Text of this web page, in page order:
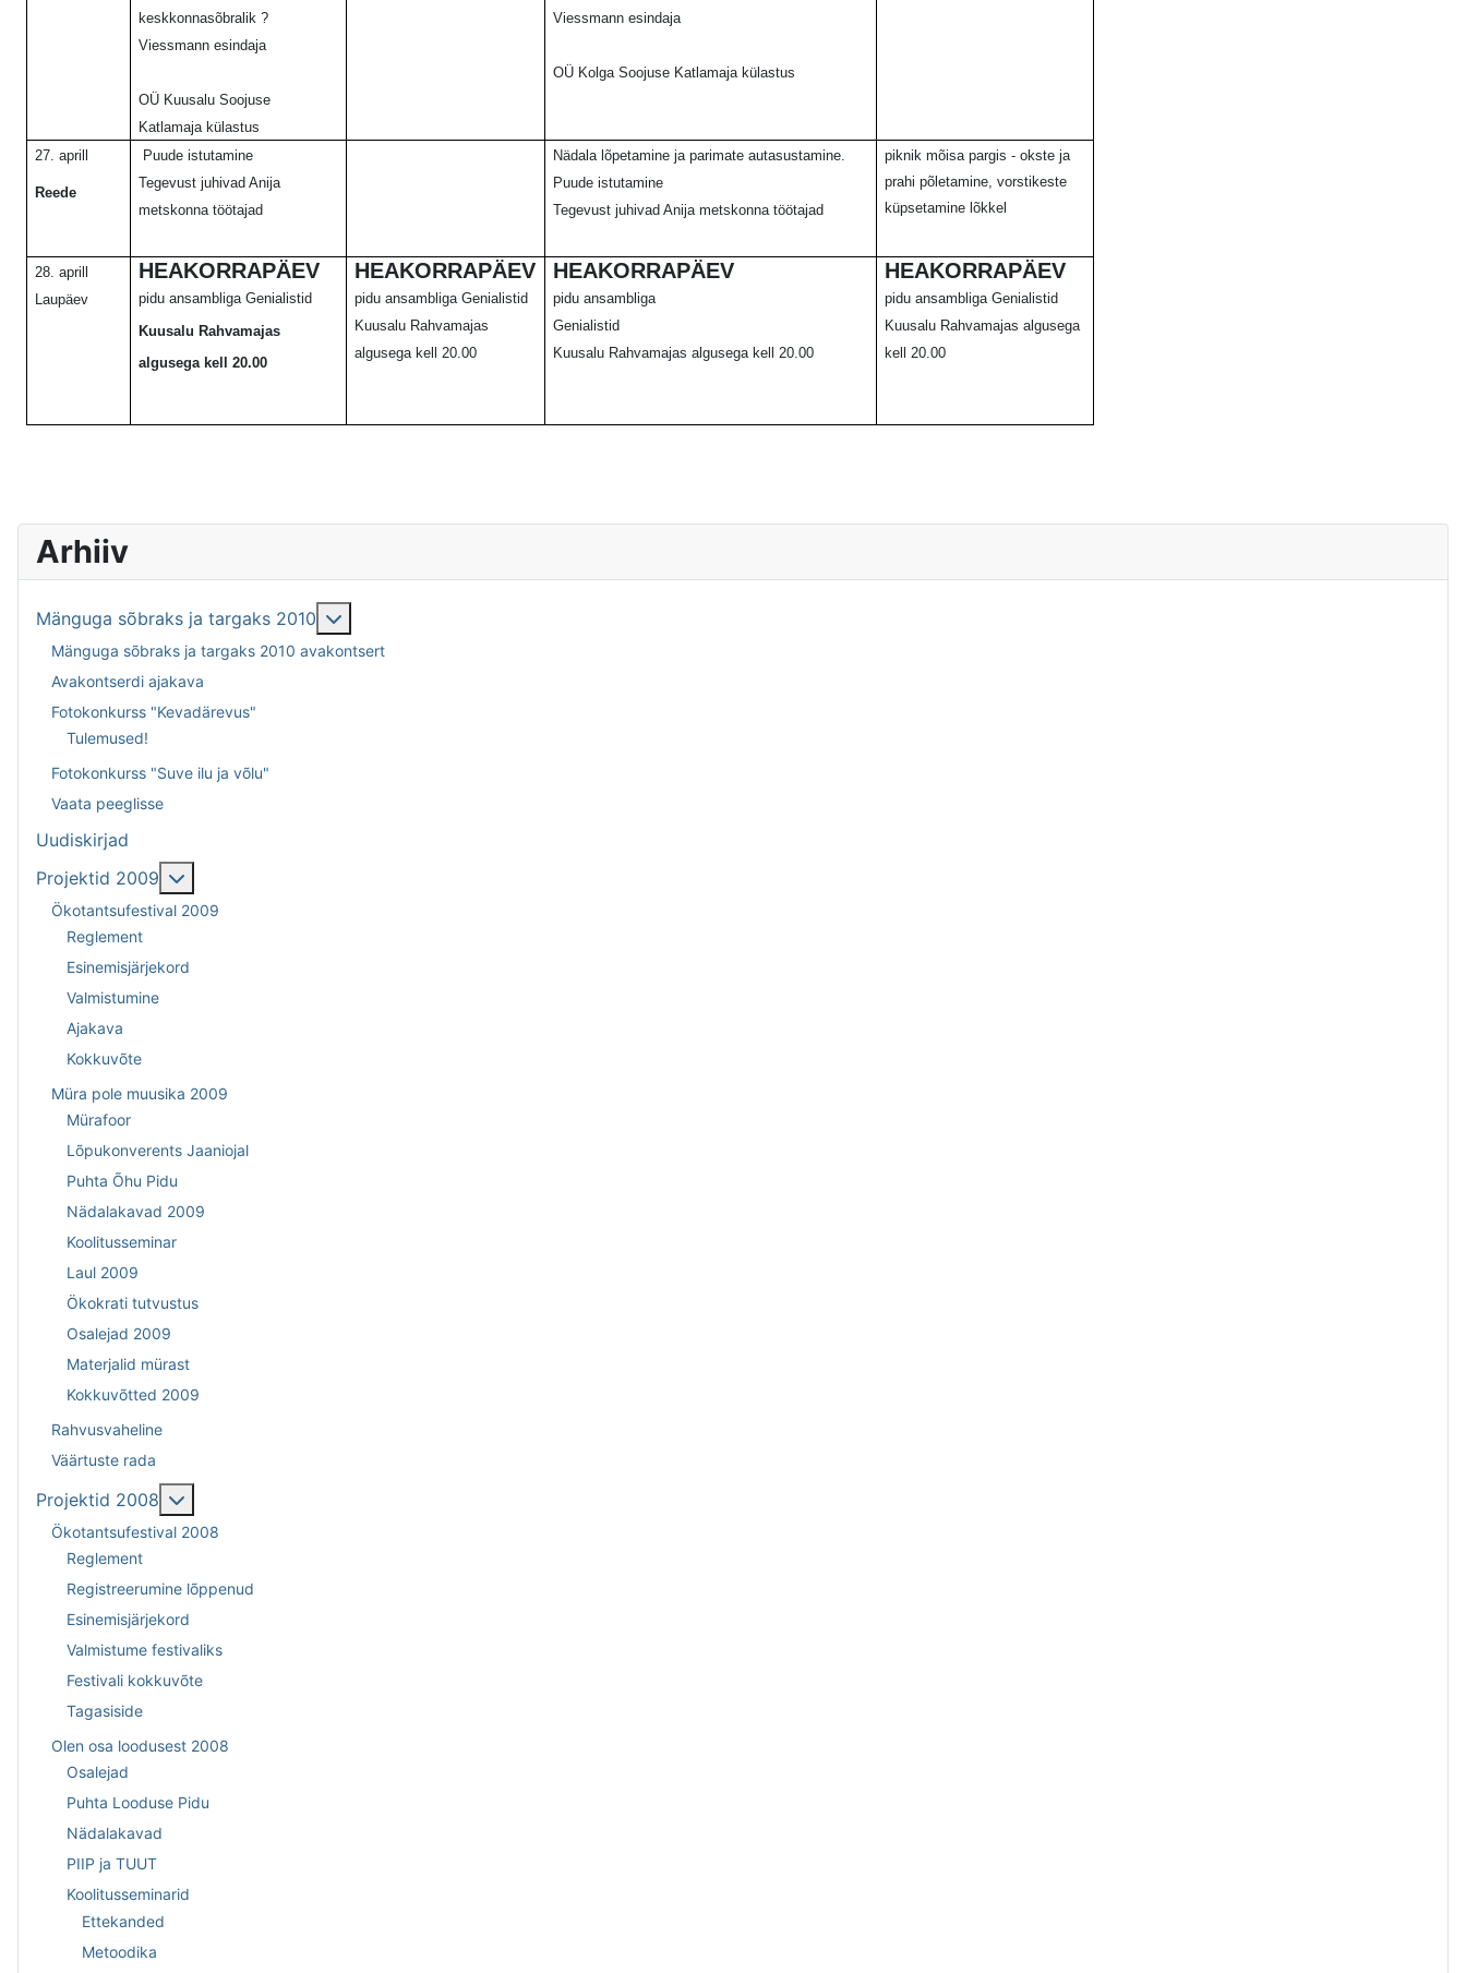
Arhiiv
Mänguga sõbraks ja targaks 2010
Mänguga sõbraks ja targaks 2010 avakontsert
Avakontserdi ajakava
Fotokonkurss "Kevadärevus"
Tulemused!
Fotokonkurss "Suve ilu ja võlu"
Vaata peeglisse
Uudiskirjad
Projektid 2009
Ökotantsufestival 2009
Reglement
Esinemisjärjekord
Valmistumine
Ajakava
Kokkuvõte
Müra pole muusika 2009
Mürafoor
Lõpukonverents Jaaniojal
Puhta Õhu Pidu
Nädalakavad 2009
Koolitusseminar
Laul 2009
Ökokrati tutvustus
Osalejad 2009
Materjalid mürast
Kokkuvõtted 2009
Rahvusvaheline
Väärtuste rada
Projektid 2008
Ökotantsufestival 2008
Reglement
Registreerumine lõppenud
Esinemisjärjekord
Valmistume festivaliks
Festivali kokkuvõte
Tagasiside
Olen osa loodusest 2008
Osalejad
Puhta Looduse Pidu
Nädalakavad
PIIP ja TUUT
Koolitusseminarid
Ettekanded
Metoodika
keskkonnasõbralik ?
Viessmann esindaja
OÜ Kuusalu Soojuse
Katlamaja külastus
Viessmann esindaja
OÜ Kolga Soojuse Katlamaja külastus
27. aprill
Reede
Puude istutamine
Tegevust juhivad Anija
metskonna töötajad
Nädala lõpetamine ja parimate autasustamine.
Puude istutamine
Tegevust juhivad Anija metskonna töötajad
piknik mõisa pargis - okste ja
prahi põletamine, vorstikeste
küpsetamine lõkkel
28. aprill
Laupäev
HEAKORRAPÄEV
pidu ansambliga Genialistid
Kuusalu Rahvamajas
algusega kell 20.00
HEAKORRAPÄEV
pidu ansambliga Genialistid
Kuusalu Rahvamajas
algusega kell 20.00
HEAKORRAPÄEV
pidu ansambliga
Genialistid
Kuusalu Rahvamajas algusega kell 20.00
HEAKORRAPÄEV
pidu ansambliga Genialistid
Kuusalu Rahvamajas algusega
kell 20.00